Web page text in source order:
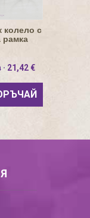
колело с
рамка
21,42 €